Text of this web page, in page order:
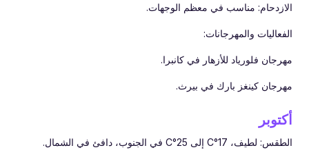
الازدحام: مناسب في معظم الوجهات.
الفعاليات والمهرجانات:
مهرجان فلورياد للأزهار في كانبرا.
مهرجان كينغز بارك في بيرث.
أكتوبر
الطقس: لطيف، 17°C إلى 25°C في الجنوب، دافئ في الشمال.